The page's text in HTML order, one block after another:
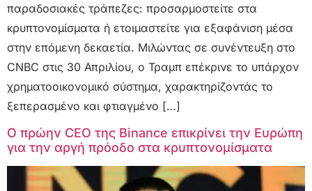
παραδοσιακές τράπεζες: προσαρμοστείτε στα
κρυπτονομίσματα ή ετοιμαστείτε για εξαφάνιση μέσα
στην επόμενη δεκαετία. Μιλώντας σε συνέντευξη στο
CNBC στις 30 Απριλίου, ο Τραμπ επέκρινε το υπάρχον
χρηματοοικονομικό σύστημα, χαρακτηρίζοντάς το
ξεπερασμένο και φτιαγμένο […]
Ο πρώην CEO της Binance επικρίνει την Ευρώπη
για την αργή πρόοδο στα κρυπτονομίσματα